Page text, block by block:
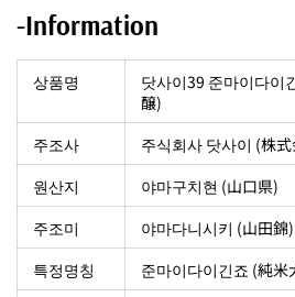
-Information
상품명
닷사이39 준마이다이
醸)
주조사
주식회사 닷사이 (株
원산지
야마구치현 (山口県)
주조미
야마다니시키 (山田錦)
특정명칭
준마이다이긴죠 (純米